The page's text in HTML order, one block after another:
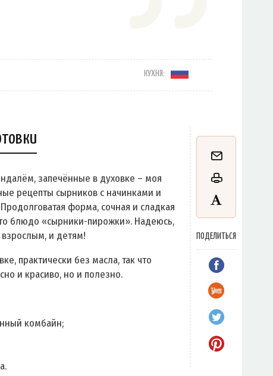
КУХНЯ:
ПОДЕЛИТЬСЯ
запечённые в духовке – моя
рецепты сырников с начинками и
форма, сочная и сладкая
блюдо «сырники-пирожки». Надеюсь,
взрослым, и детям!
практически без масла, так что
и красиво, но и полезно.
комбайн;